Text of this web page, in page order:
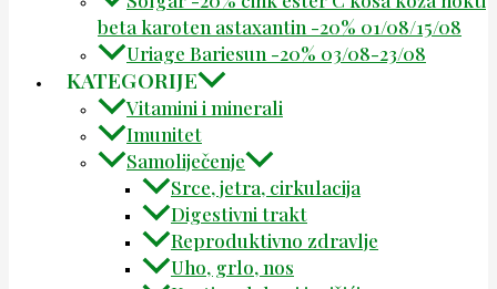
beta karoten astaxantin -20% 01/08/15/08
Uriage Bariesun -20% 03/08-23/08
KATEGORIJE
Vitamini i minerali
Imunitet
Samoliječenje
Srce, jetra, cirkulacija
Digestivni trakt
Reproduktivno zdravlje
Uho, grlo, nos